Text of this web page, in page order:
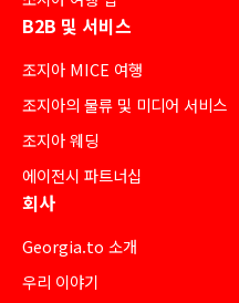
B2B 및 서비스
조지아 MICE 여행
조지아의 물류 및 미디어 서비스
조지아 웨딩
에이전시 파트너십
회사
Georgia.to 소개
우리 이야기